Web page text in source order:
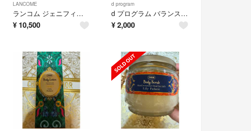
LANCOME
ランコム ジェニフィック アルティメ セラム 50ml レフィル
¥ 10,500
d program
d プログラム バランス＆アクネケア エマルジョン EX(100ml)
¥2,000